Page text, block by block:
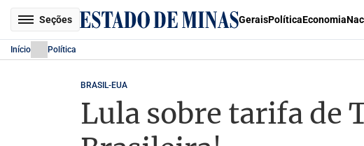
Seções GeraisPolíticaEconomia
Início Política
BRASIL-EUA
Lula sobre tarifa de